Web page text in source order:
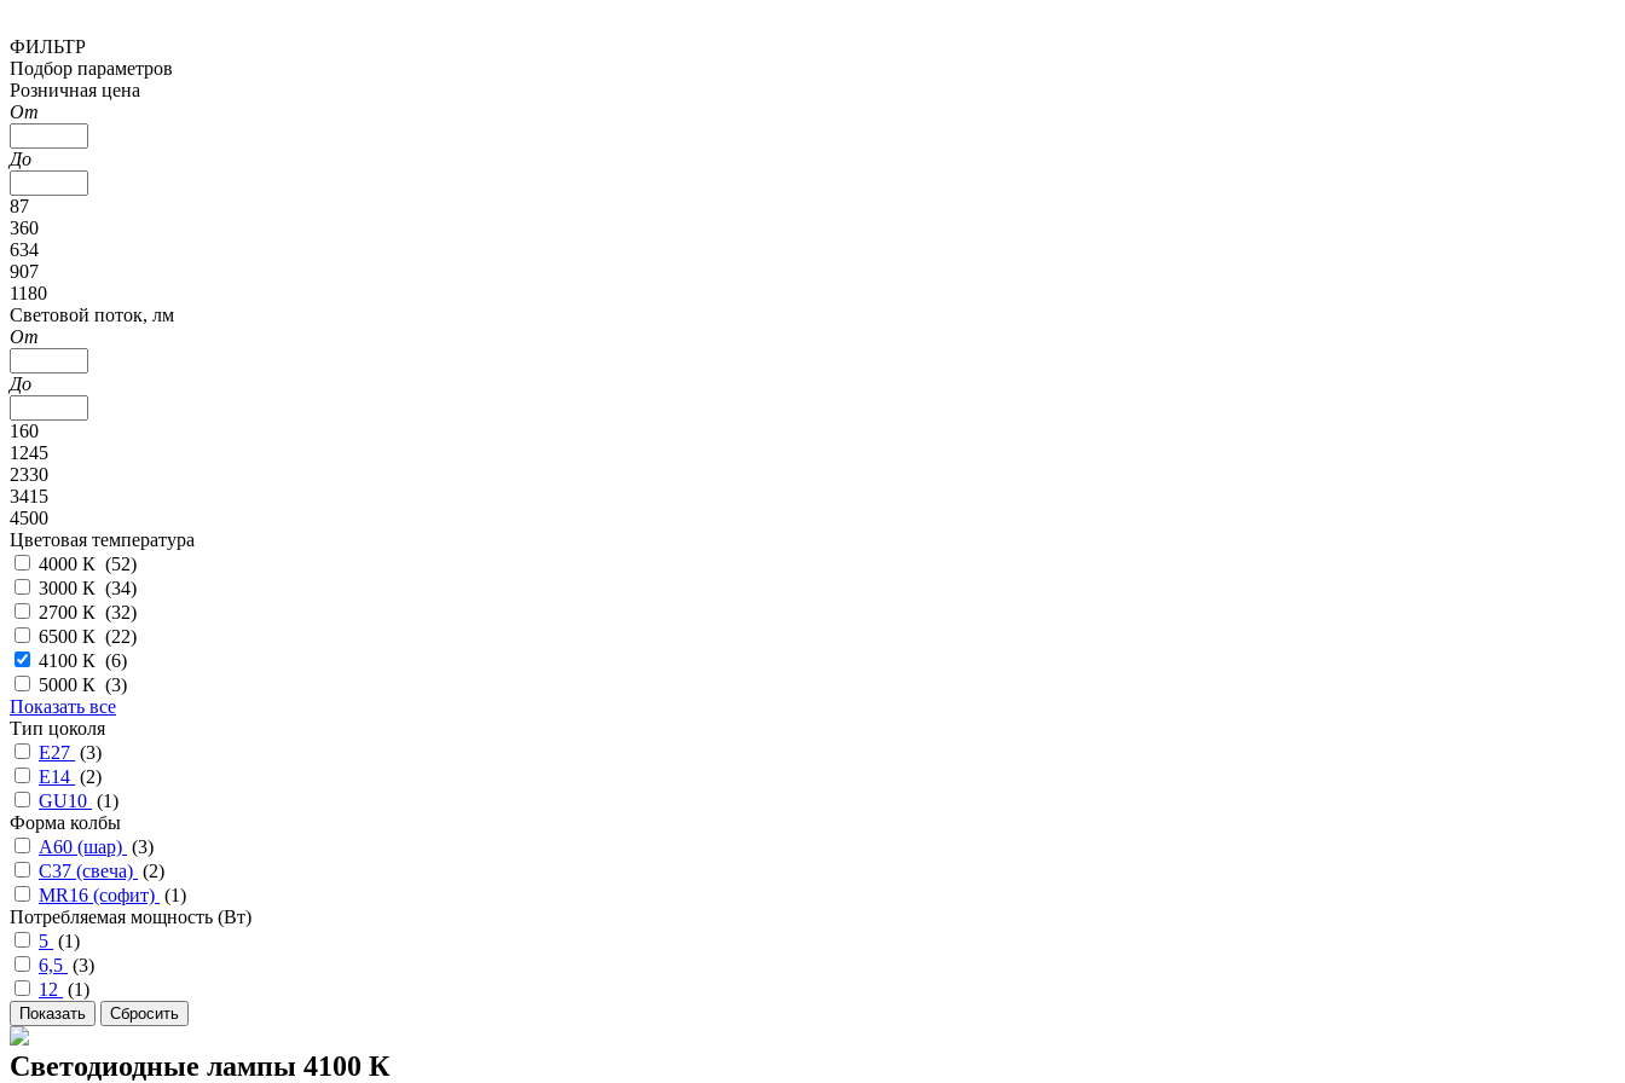
ФИЛЬТР
Подбор параметров
Розничная цена
От
До
87
360
634
907
1180
Cветовой поток, лм
От
До
160
1245
2330
3415
4500
Цветовая температура
4000 К (52)
3000 К (34)
2700 К (32)
6500 К (22)
4100 К (6)
5000 К (3)
Показать все
Тип цоколя
E27 (3)
E14 (2)
GU10 (1)
Форма колбы
А60 (шар) (3)
С37 (свеча) (2)
MR16 (софит) (1)
Потребляемая мощность (Вт)
5 (1)
6,5 (3)
12 (1)
Светодиодные лампы 4100 К